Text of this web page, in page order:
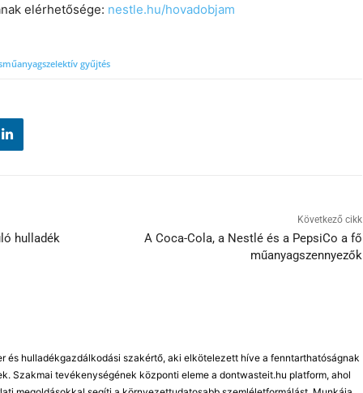
elérhetősége: nestle.hu/hovadobjam
műanyagszelektív gyűjtés
hulladék
Következő cikk
A Coca-Cola, a Nestlé és a PepsiCo a fő
műanyagszennyezők
és hulladékgazdálkodási szakértő, aki elkötelezett híve a fenntarthatóságnak
Szakmai tevékenységének központi eleme a dontwasteit.hu platform, ahol